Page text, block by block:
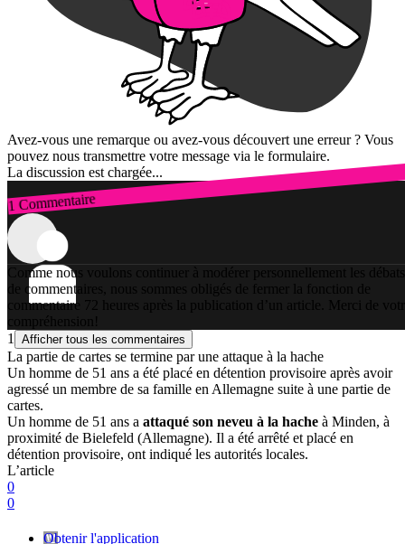
Avez-vous une remarque ou avez-vous découvert une erreur ? Vous
pouvez nous transmettre votre message via le formulaire.
La discussion est chargée...
1 Commentaire
Connexion
Comme nous voulons continuer à modérer personnellement les débats
de commentaires, nous sommes obligés de fermer la fonction de
commentaire 72 heures après la publication d’un article. Merci de
compréhension!
1
Afficher tous les commentaires
La partie de cartes se termine par une attaque à la hache
Un homme de 51 ans a été placé en détention provisoire après avoir
agressé un membre de sa famille en Allemagne suite à une partie de
cartes.
Un homme de 51 ans a attaqué son neveu à la hache à Minden, à
proximité de Bielefeld (Allemagne). Il a été arrêté et placé en
détention provisoire, ont indiqué les autorités locales.
L’article
0
0
Obtenir l'application